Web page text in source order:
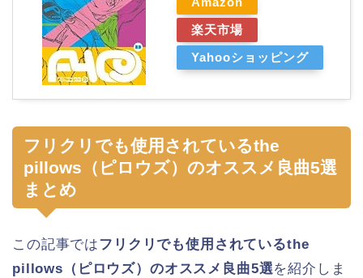
楽天市場
Yahooショッピング
フリクリでも使用されているthe
pillows（ピロウズ）のオススメ良曲5選
まとめ
この記事ではフリクリでも使用されているthe
pillows（ピロウズ）のオススメ良曲5選を紹介しま